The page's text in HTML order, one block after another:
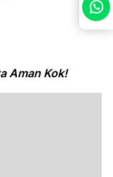
Aman Kok!